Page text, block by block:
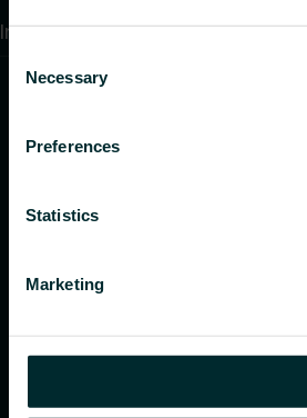
Selection
Necessary
Preferences
Statistics
Marketing
Integritetspolicy